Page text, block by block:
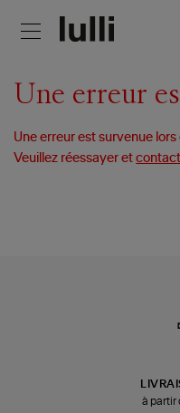
Une erreur
Une erreur est survenue
Veuillez réessayer et
à partir